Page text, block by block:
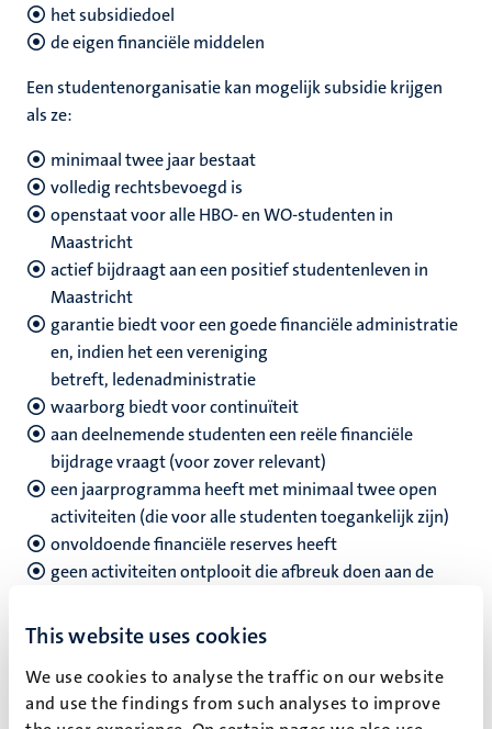
This website uses cookies
We use cookies to analyse the traffic on our website
and use the findings from such analyses to improve
het subsidiedoel
de eigen financiële middelen
Een studentenorganisatie kan mogelijk subsidie krijgen
als ze:
minimaal twee jaar bestaat
volledig rechtsbevoegd is
openstaat voor alle HBO- en WO-studenten in
Maastricht
actief bijdraagt aan een positief studentenleven in
Maastricht
garantie biedt voor een goede financiële administratie
en, indien het een vereniging
betreft, ledenadministratie
waarborg biedt voor continuïteit
aan deelnemende studenten een reële financiële
bijdrage vraagt (voor zover relevant)
een jaarprogramma heeft met minimaal twee open
activiteiten (die voor alle studenten toegankelijk zijn)
onvoldoende financiële reserves heeft
geen activiteiten ontplooit die afbreuk doen aan de
Maastricht als studentenstad
Voor verenigingen geldt daarnaast dat zij minimaal 50
studentleden hebben, waarvan er 35 aan de UM staan